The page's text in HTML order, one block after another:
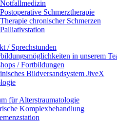
Notfallmedizin
Postoperative Schmerztherapie
Therapie chronischer Schmerzen
Palliativstation
/ Sprechstunden
in unserem
/ Fortbildungen
Bildversandsystem JiveX
für Alterstraumatologie
Komplexbehandlung